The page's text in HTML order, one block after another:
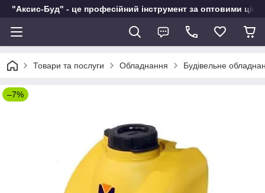
"Аксис-Буд" - це професійний інструмент за оптовими
Товари та послуги Обладнання Будівельне
–7%